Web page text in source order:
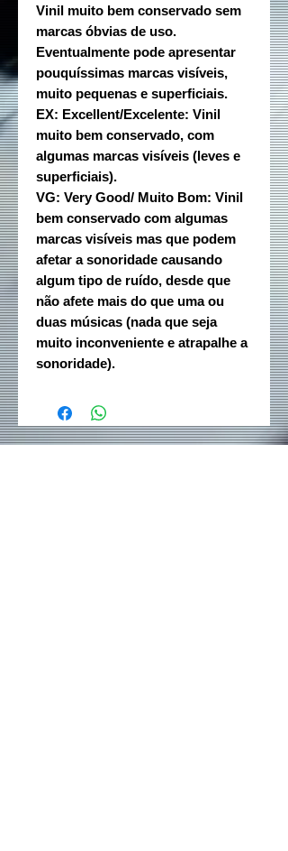
Vinil muito bem conservado sem
marcas óbvias de uso.
Eventualmente pode apresentar
pouquíssimas marcas visíveis,
muito pequenas e superficiais.
EX: Excellent/Excelente: Vinil
muito bem conservado, com
algumas marcas visíveis (leves e
superficiais).
VG: Very Good/ Muito Bom: Vinil
bem conservado com algumas
marcas visíveis mas que podem
afetar a sonoridade causando
algum tipo de ruído, desde que
não afete mais do que uma ou
duas músicas (nada que seja
muito inconveniente e atrapalhe a
sonoridade).